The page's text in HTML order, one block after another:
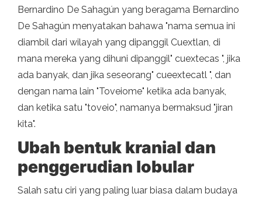
Bernardino De Sahagún yang beragama Bernardino
De Sahagún menyatakan bahawa "nama semua ini
diambil dari wilayah yang dipanggil Cuextlan, di
mana mereka yang dihuni dipanggil" cuextecas ", jika
ada banyak, dan jika seseorang" cueextecatl ", dan
dengan nama lain "Toveiome" ketika ada banyak,
dan ketika satu "toveio", namanya bermaksud "jiran
kita".
Ubah bentuk kranial dan
penggerudian lobular
Salah satu ciri yang paling luar biasa dalam budaya